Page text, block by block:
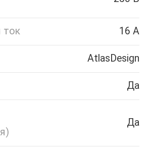
ток 16 А
AtlasDesign
Да
Да